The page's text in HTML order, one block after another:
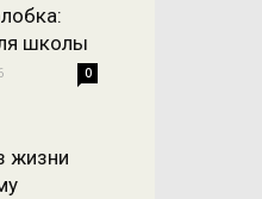
школы
0
жизни